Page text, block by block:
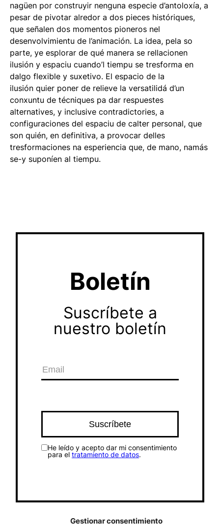
Gestionar consentimiento
nagüen por construyir nenguna especie d’antoloxía, a
pesar de pivotar alredor a dos pieces históriques,
que señalen dos momentos pioneros nel
desenvolvimientu de l’animación. La idea, pela so
parte, ye esplorar de qué manera se rellacionen
ilusión y espaciu cuando’l tiempu se tresforma en
dalgo flexible y suxetivo. El espacio de la
ilusión quier poner de relieve la versatilidá d’un
conxuntu de técniques pa dar respuestes
alternatives, y inclusive contradictories, a
configuraciones del espaciu de calter personal, que
son quién, en definitiva, a provocar delles
tresformaciones na esperiencia que, de mano, namás
se-y suponíen al tiempu.
Boletín
Suscríbete a
nuestro boletín
He leído y acepto dar mi consentimiento
para el tratamiento de datos.